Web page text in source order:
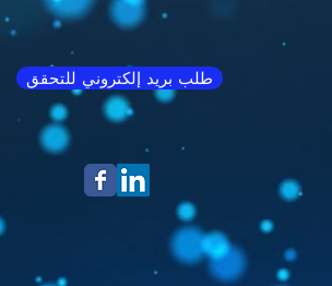
طلب بريد إلكتروني للتحقق